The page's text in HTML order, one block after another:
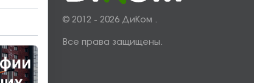
© 2012 - 2026 ДиКом .
Все права защищены.